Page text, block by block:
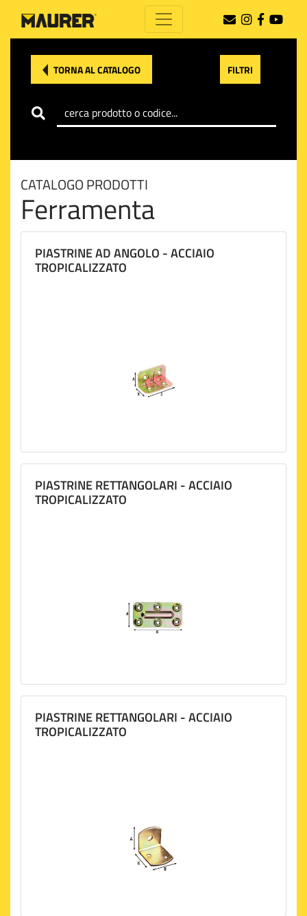
TORNA AL CATALOGO FILTRI
CATALOGO PRODOTTI
Ferramenta
PIASTRINE AD ANGOLO - ACCIAIO
TROPICALIZZATO
PIASTRINE RETTANGOLARI - ACCIAIO
TROPICALIZZATO
PIASTRINE RETTANGOLARI - ACCIAIO
TROPICALIZZATO